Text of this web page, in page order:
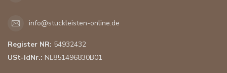
info@stuckleisten-online.de
Register NR: 54932432
USt-IdNr.: NL851496830B01